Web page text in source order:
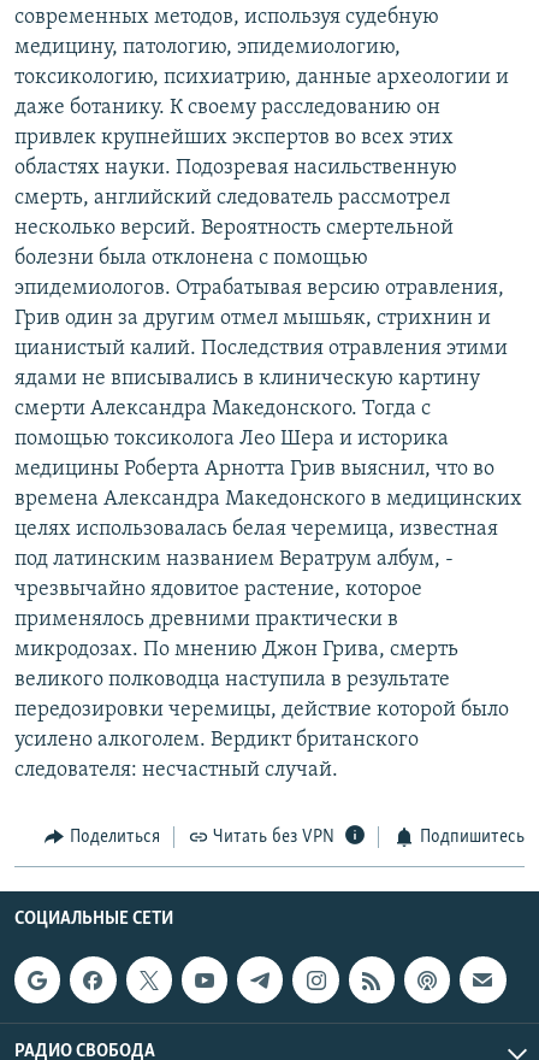
современных методов, используя судебную
медицину, патологию, эпидемиологию,
токсикологию, психиатрию, данные археологии и
даже ботанику. К своему расследованию он
привлек крупнейших экспертов во всех этих
областях науки. Подозревая насильственную
смерть, английский следователь рассмотрел
несколько версий. Вероятность смертельной
болезни была отклонена с помощью
эпидемиологов. Отрабатывая версию отравления,
Грив один за другим отмел мышьяк, стрихнин и
цианистый калий. Последствия отравления этими
ядами не вписывались в клиническую картину
смерти Александра Македонского. Тогда с
помощью токсиколога Лео Шера и историка
медицины Роберта Арнотта Грив выяснил, что во
времена Александра Македонского в медицинских
целях использовалась белая черемица, известная
под латинским названием Вератрум албум, -
чрезвычайно ядовитое растение, которое
применялось древними практически в
микродозах. По мнению Джон Грива, смерть
великого полководца наступила в результате
передозировки черемицы, действие которой было
усилено алкоголем. Вердикт британского
следователя: несчастный случай.
Поделиться Читать без VPN Подпишитесь
СОЦИАЛЬНЫЕ СЕТИ
РАДИО СВОБОДА